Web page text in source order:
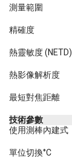
測量範圍
精確度
熱靈敏度 (NETD)
熱影像解析度
最短對焦距離
技術參數
使用測棒內建式
單位切換°C